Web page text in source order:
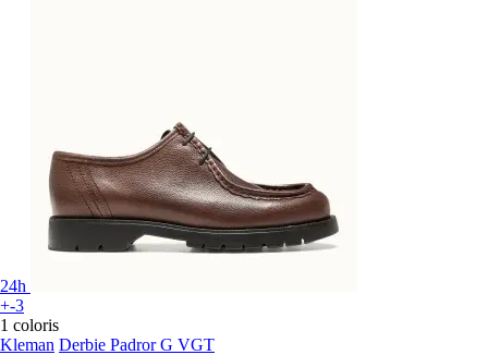
24h
+-3
1 coloris
Kleman Derbie Padror G VGT